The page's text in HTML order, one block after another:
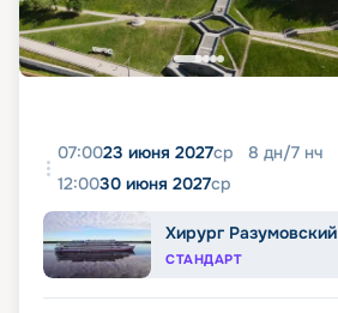
07:0023 июня 2027ср 8 дн/7 нч
12:0030 июня 2027ср
Хирург Разумовский
СТАНДАРТ